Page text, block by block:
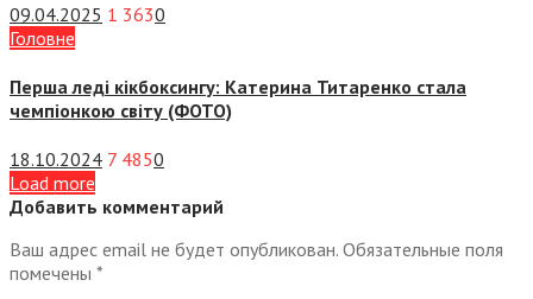
09.04.2025 1 3630
Головне
Перша леді кікбоксингу: Катерина Титаренко стала
чемпіонкою світу (ФОТО)
18.10.2024 7 4850
Load more
Добавить комментарий
Ваш адрес email не будет опубликован. Обязательные поля
помечены *